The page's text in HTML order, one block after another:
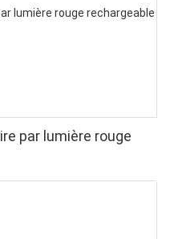
par lumière rouge